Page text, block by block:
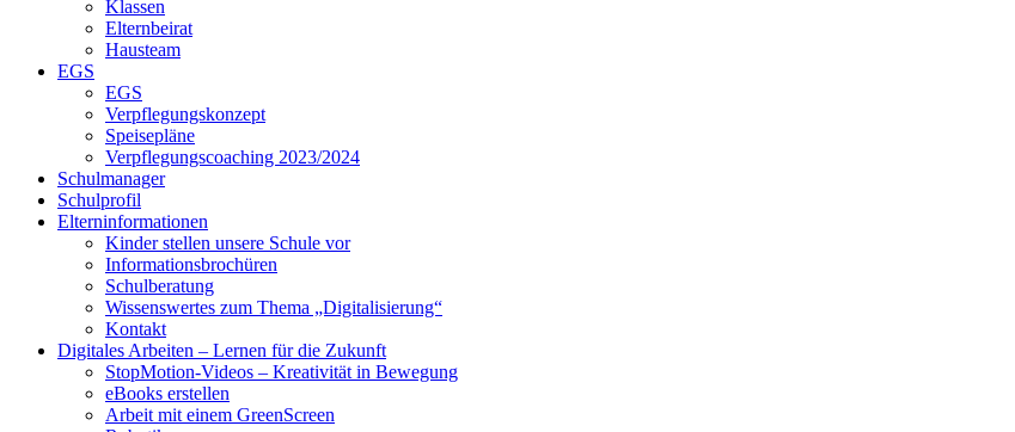
Klassen
Elternbeirat
Hausteam
EGS
EGS
Verpflegungskonzept
Speisepläne
Verpflegungscoaching 2023/2024
Schulmanager
Schulprofil
Elterninformationen
Kinder stellen unsere Schule vor
Informationsbrochüren
Schulberatung
Wissenswertes zum Thema „Digitalisierung“
Kontakt
Digitales Arbeiten – Lernen für die Zukunft
StopMotion-Videos – Kreativität in Bewegung
eBooks erstellen
Arbeit mit einem GreenScreen